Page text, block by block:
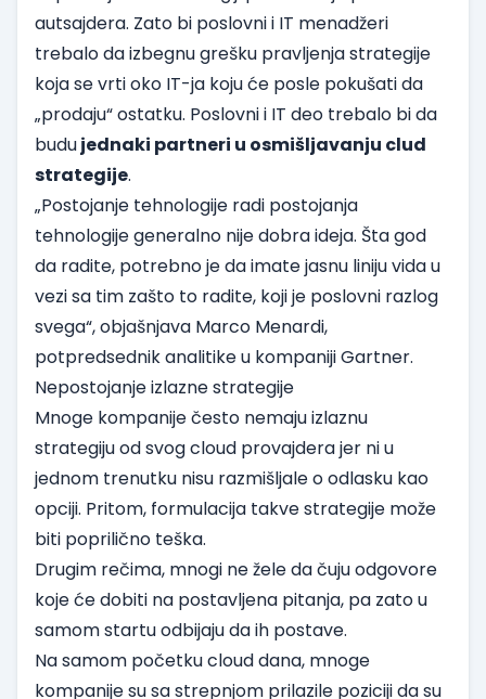
autsajdera. Zato bi poslovni i IT menadžeri
trebalo da izbegnu grešku pravljenja strategije
koja se vrti oko IT-ja koju će posle pokušati da
„prodaju“ ostatku. Poslovni i IT deo trebalo bi da
budujednaki partneri u osmišljavanju clud
strategije.
„Postojanje tehnologije radi postojanja
tehnologije generalno nije dobra ideja. Šta god
da radite, potrebno je da imate jasnu liniju vida u
vezi sa tim zašto to radite, koji je poslovni razlog
svega“, objašnjava Marco Menardi,
potpredsednik analitike u kompaniji Gartner.
Nepostojanje izlazne strategije
Mnoge kompanije često nemaju izlaznu
strategiju od svog cloud provajdera jer ni u
jednom trenutku nisu razmišljale o odlasku kao
opciji. Pritom, formulacija takve strategije može
biti poprilično teška.
Drugim rečima, mnogi ne žele da čuju odgovore
koje će dobiti na postavljena pitanja, pa zato u
samom startu odbijaju da ih postave.
Na samom početku cloud dana, mnoge
kompanije su sa strepnjom prilazile poziciji da su